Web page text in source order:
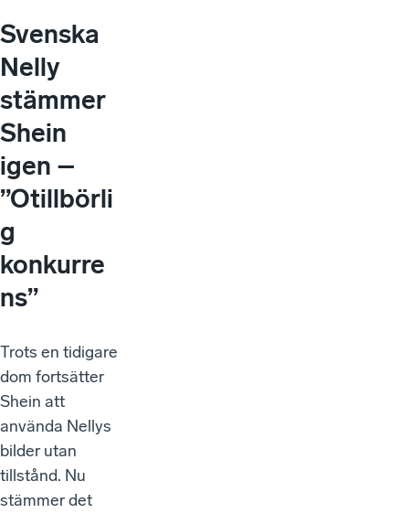
Svenska
Nelly
stämmer
Shein
igen –
”Otillbörli
g
konkurre
ns”
Trots en tidigare
dom fortsätter
Shein att
använda Nellys
bilder utan
tillstånd. Nu
stämmer det